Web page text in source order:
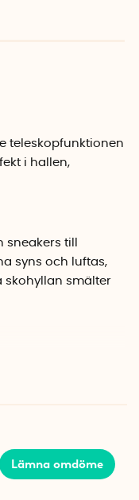
teleskopfunktionen
i hallen,
till
syns och luftas,
skohyllan smälter
Lämna omdöme